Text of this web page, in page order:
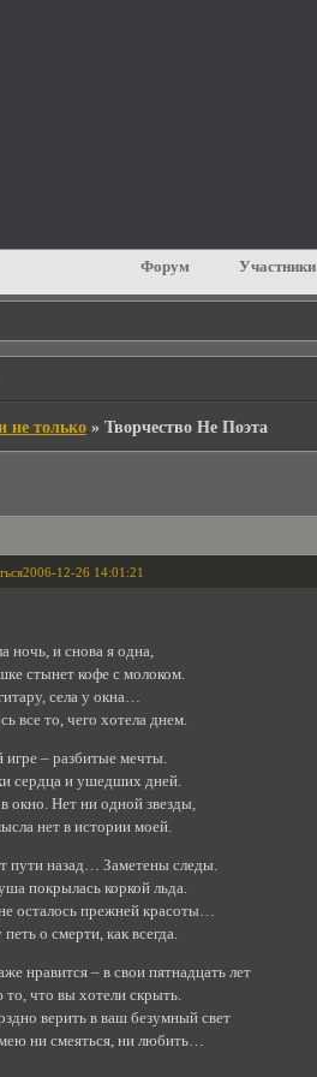
Форум Участники
не только » Творчество Не Поэта
2006-12-26 14:01:21
ночь, и снова я одна,
стынет кофе с молоком.
села у окна…
все то, чего хотела днем.
игре – разбитые мечты.
сердца и ушедших дней.
окно. Нет ни одной звезды,
нет в истории моей.
пути назад… Заметены следы.
покрылась коркой льда.
осталось прежней красоты…
о смерти, как всегда.
нравится – в свои пятнадцать лет
то, что вы хотели скрыть.
верить в ваш безумный свет
ни смеяться, ни любить…